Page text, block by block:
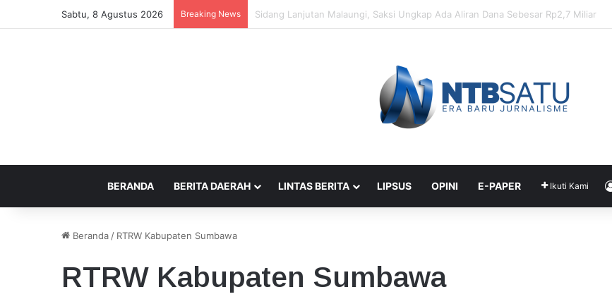
Sabtu, 8 Agustus 2026 Breaking News Beda Tempat Penahanan Didik dan Malaungi, Kejari Bima: Alasan Keamanan
BERANDA BERITA DAERAH LINTAS BERITA LIPSUS OPINI E-PAPER Ikuti Kami
Beranda / RTRW Kabupaten Sumbawa
RTRW Kabupaten Sumbawa